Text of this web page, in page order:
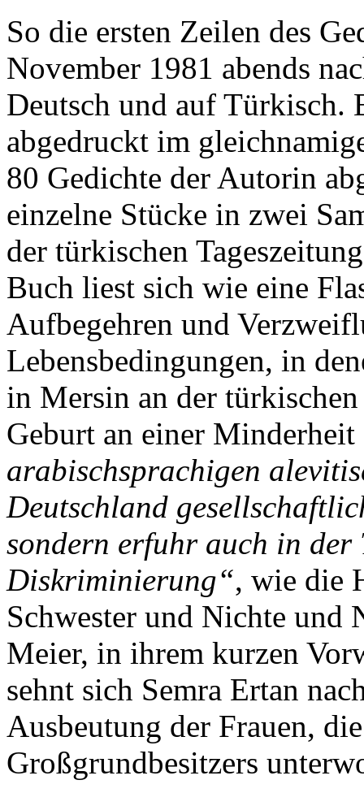
So die ersten Zeilen des
November 1981 abends
Deutsch und auf Türkisch.
abgedruckt im
80 Gedichte der Autorin
einzelne Stücke in zwei
der türkischen
Buch liest sich wie eine
Aufbegehren und
Lebensbedingungen, in
in Mersin an der
Geburt an einer
arabischsprachigen
Deutschland
sondern erfuhr auch in der
Diskriminierung“, wie die
Schwester und Nichte und
Meier, in ihrem kurzen
sehnt sich Semra Ertan
Ausbeutung der Frauen,
Großgrundbesitzers